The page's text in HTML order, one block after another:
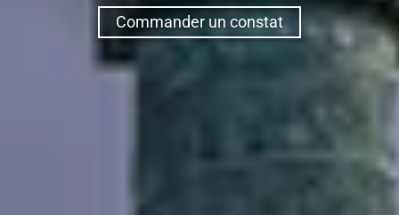
Commander un constat